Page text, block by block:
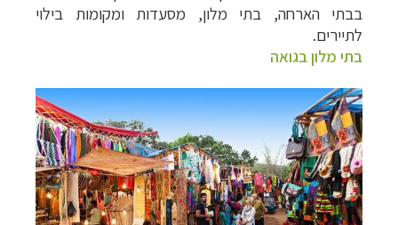
בבתי הארחה, בתי מלון, מסעדות ומקומות בילוי
לתיירים.
בתי מלון בגואה